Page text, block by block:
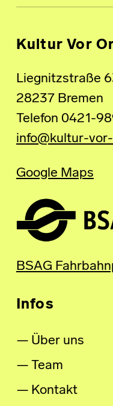
Kultur Vor
Liegnitzstraße
28237 Bremen
Telefon 0421-
info@kultur-
Google Maps
BSAG
Infos
Über uns
Team
Kontakt